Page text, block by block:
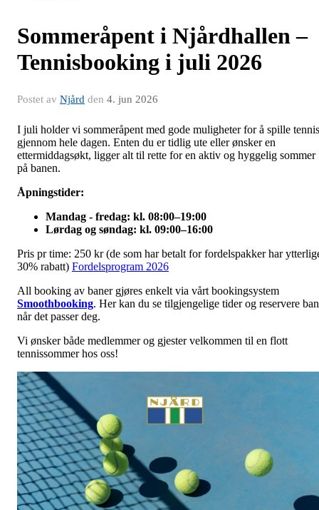
Sommeråpent i Njårdhallen –
Tennisbooking i juli 2026
Postet av Njård den 4. jun 2026
I juli holder vi sommeråpent med gode muligheter for å spille tennis
gjennom hele dagen. Enten du er tidlig ute eller ønsker en
ettermiddagsøkt, ligger alt til rette for en aktiv og hyggelig sommer
på banen.
Åpningstider:
Mandag - fredag: kl. 08:00–19:00
Lørdag og søndag: kl. 09:00–16:00
Pris pr time: 250 kr (de som har betalt for fordelspakker har
30% rabatt) Fordelsprogram 2026
All booking av baner gjøres enkelt via vårt bookingsystem
Smoothbooking. Her kan du se tilgjengelige tider og reservere
når det passer deg.
Vi ønsker både medlemmer og gjester velkommen til en flott
tennissommer hos oss!